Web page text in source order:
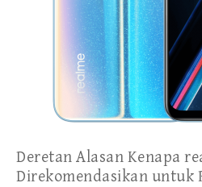
Deretan Alasan Kenapa
Direkomendasikan untuk